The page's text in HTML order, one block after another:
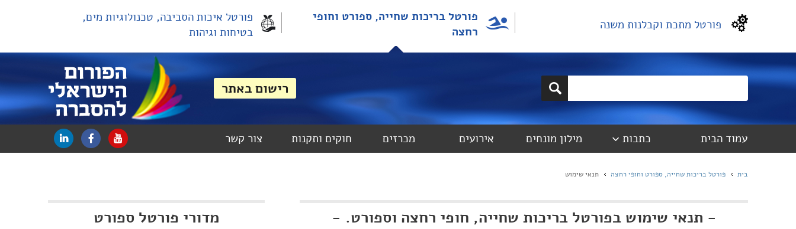
פורטל מתכת וקבלנות משנה
פורטל בריכות שחייה, ספורט וחופי
רחצה
פורטל איכות הסביבה, טכנולוגיות מים,
בטיחות וגיהות
עמוד הבית כתבות מילון מונחים אירועים מכרזים חוקים ותקנות צור קשר
בית פורטל בריכות שחייה, ספורט וחופי רחצה תנאי שימוש
- תנאי שימוש בפורטל בריכות שחייה, חופי רחצה וספורט. - מדורי פורטל ספורט